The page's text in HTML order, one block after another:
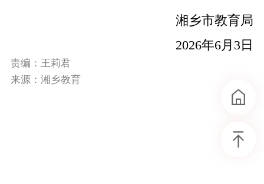
湘乡市教育局
2026年6月3日
责编：王莉君
来源：湘乡教育